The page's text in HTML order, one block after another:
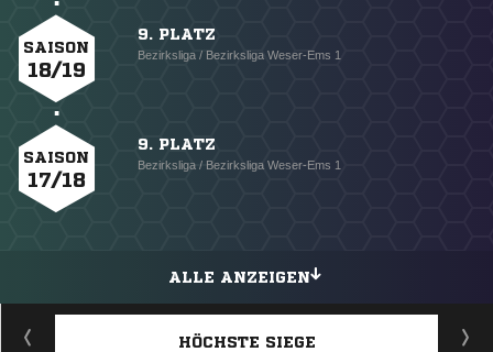
SAISON
18/19
9. PLATZ
Bezirksliga / Bezirksliga Weser-Ems 1
SAISON
17/18
9. PLATZ
Bezirksliga / Bezirksliga Weser-Ems 1
ALLE ANZEIGEN
HÖCHSTE SIEGE